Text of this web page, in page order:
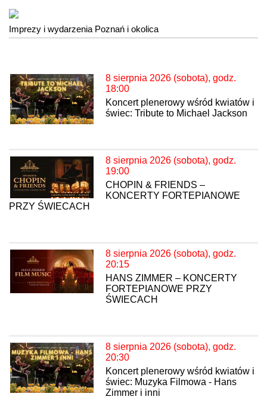
Imprezy i wydarzenia Poznań i okolica
8 sierpnia 2026 (sobota), godz.
18:00
Koncert plenerowy wśród kwiatów i
świec: Tribute to Michael Jackson
8 sierpnia 2026 (sobota), godz.
19:00
CHOPIN & FRIENDS –
KONCERTY FORTEPIANOWE
PRZY ŚWIECACH
8 sierpnia 2026 (sobota), godz.
20:15
HANS ZIMMER – KONCERTY
FORTEPIANOWE PRZY
ŚWIECACH
8 sierpnia 2026 (sobota), godz.
20:30
Koncert plenerowy wśród kwiatów i
świec: Muzyka Filmowa - Hans
Zimmer i inni